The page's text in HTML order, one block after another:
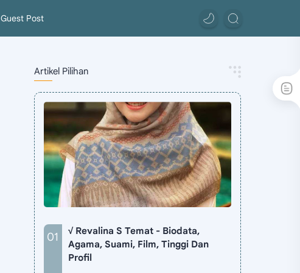
Guest Post
Artikel Pilihan
√ Revalina S Temat - Biodata,
Agama, Suami, Film, Tinggi Dan
Profil